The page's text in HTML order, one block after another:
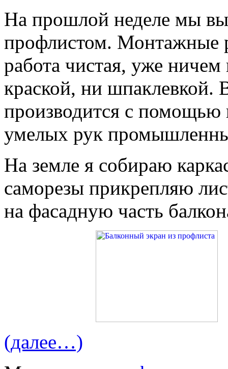
На прошлой неделе мы
профлистом. Монтажные
работа чистая, уже
краской, ни шпаклевкой.
производится с помощью
умелых рук
На земле я собираю
саморезы прикрепляю
на фасадную часть
(далее…)